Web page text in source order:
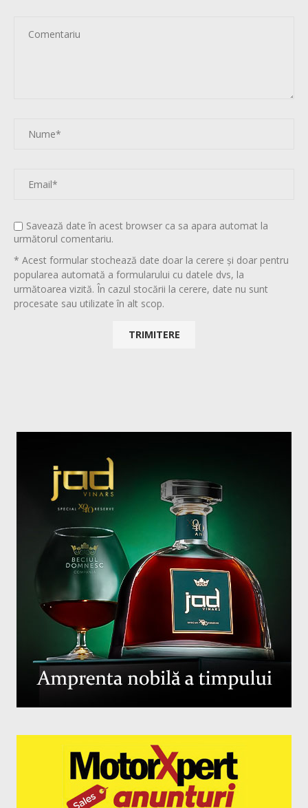
Savează date în acest browser ca sa apara automat la
următorul comentariu.
* Acest formular stochează date doar la cerere și doar pentru
popularea automată a formularului cu datele dvs, la
următoarea vizită. În cazul stocării la cerere, date nu sunt
procesate sau utilizate în alt scop.